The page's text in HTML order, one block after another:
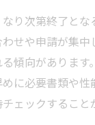
り次第終了とな
せや申請が集中
傾向があります
に必要書類や性
ェックすること